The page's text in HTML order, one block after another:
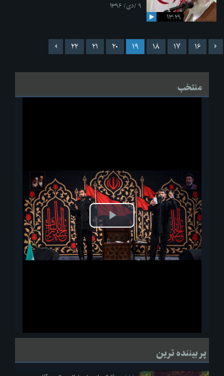
۱۳:۲۹
۹ /دی/ ۱۳۹۶
۱۶ ۱۷ ۱۸ ۱۹ ۲۰ ۲۱ ۲۲
منتخب
پخش
ویدیو
لحظاتی از قرائت زیارت اربعین امام حسین(ع) در مراسم عزاداری هیئات
پر بیننده ترین